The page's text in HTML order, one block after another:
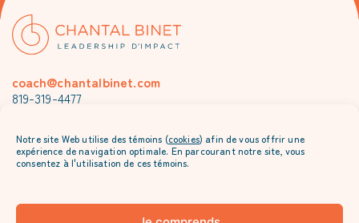
Notre site Web utilise des témoins (cookies) afin de vous offrir une
expérience de navigation optimale. En parcourant notre site, vous
consentez à l'utilisation de ces témoins.
coach@chantalbinet.com
819-319-4477
Je m’abonne à l’envoi mensuel de Chantal